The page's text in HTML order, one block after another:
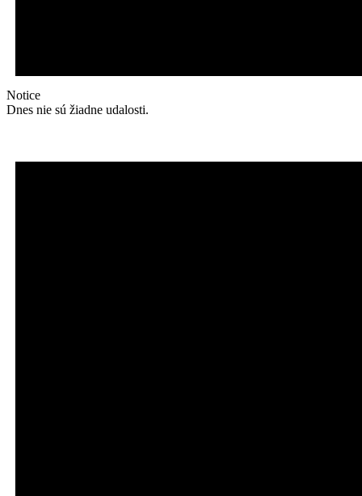
Notice
Dnes nie sú žiadne udalosti.